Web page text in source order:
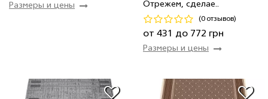
Размеры и цены
Код 25590
Отрежем, сделае..
(0 отзывов)
от 431 до 772 грн
Размеры и цены
Код 22545
Купить